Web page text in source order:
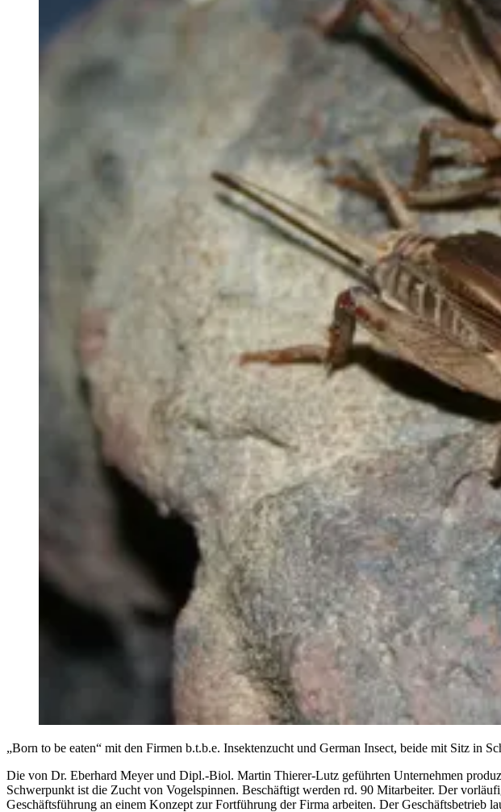
„Born to be eaten“ mit den Firmen b.t.b.e. Insektenzucht und German Insect, beide mit Sitz in
Die von Dr. Eberhard Meyer und Dipl.-Biol. Martin Thierer-Lutz geführten Unternehmen
Schwerpunkt ist die Zucht von Vogelspinnen. Beschäftigt werden rd. 90 Mitarbeiter. Der
Geschäftsführung an einem Konzept zur Fortführung der Firma arbeiten. Der Geschäftsbetrieb